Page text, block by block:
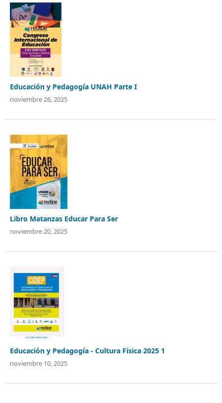
Educación y Pedagogía UNAH Parte I
noviembre 26, 2025
Libro Matanzas Educar Para Ser
noviembre 20, 2025
Educación y Pedagogía - Cultura Física 2025 1
noviembre 10, 2025